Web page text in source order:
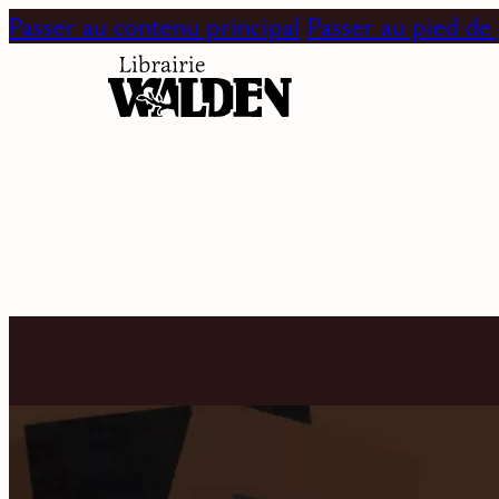
Passer au contenu principal Passer au pied de